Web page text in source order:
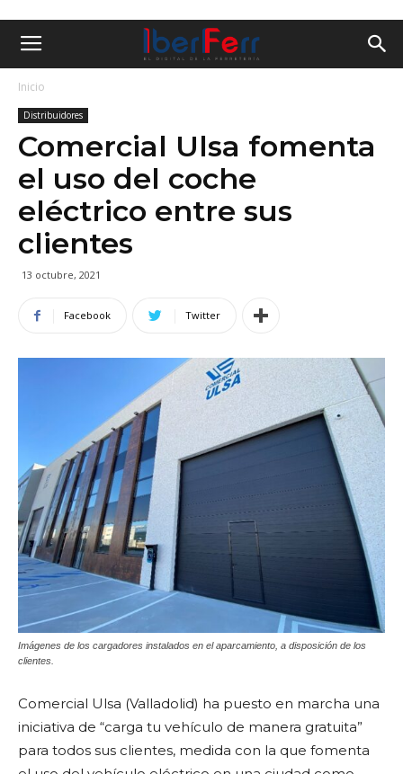
Inicio
Distribuidores
Comercial Ulsa fomenta
el uso del coche
eléctrico entre sus
clientes
13 octubre, 2021
Facebook Twitter
Imágenes de los cargadores instalados en el aparcamiento, a disposición de los
clientes.
Comercial Ulsa (Valladolid) ha puesto en marcha una
iniciativa de “carga tu vehículo de manera gratuita”
para todos sus clientes, medida con la que fomenta